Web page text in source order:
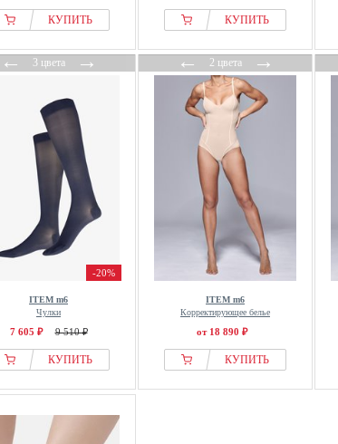
КУПИТЬ КУПИТЬ
←3 цвета→
-20%
ITEM m6
Чулки
7 605 ₽ 9 510 ₽
КУПИТЬ
←2 цвета→
ITEM m6
Корректирующее белье
от 18 890 ₽
КУПИТЬ